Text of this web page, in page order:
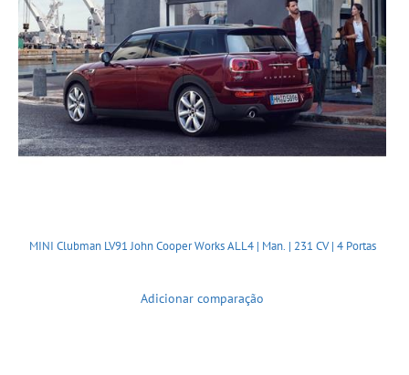
MINI Clubman LV91 John Cooper Works ALL4 | Man. | 231 CV | 4 Portas
Adicionar comparação